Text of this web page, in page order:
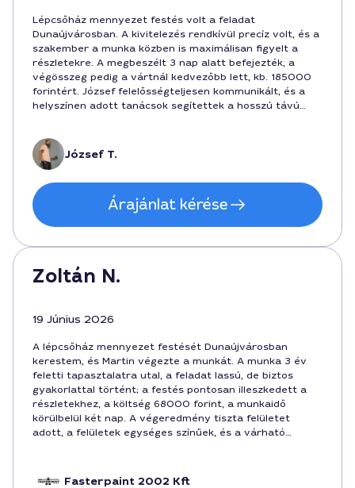
Lépcsőház mennyezet festés volt a feladat
Dunaújvárosban. A kivitelezés rendkívül precíz volt, és a
szakember a munka közben is maximálisan figyelt a
részletekre. A megbeszélt 3 nap alatt befejezték, a
végösszeg pedig a vártnál kedvezőbb lett, kb. 185000
forintért. József felelősségteljesen kommunikált, és a
helyszínen adott tanácsok segítettek a hosszú távú
József T.
Árajánlat kérése
Zoltán N.
19 Június 2026
A lépcsőház mennyezet festését Dunaújvárosban
kerestem, és Martin végezte a munkát. A munka 3 év
feletti tapasztalatra utal, a feladat lassú, de biztos
gyakorlattal történt; a festés pontosan illeszkedett a
részletekhez, a költség 68000 forint, a munkaidő
körülbelül két nap. A végeredmény tiszta felületet
adott, a felületek egységes színűek, és a várható
Fasterpaint 2002 Kft